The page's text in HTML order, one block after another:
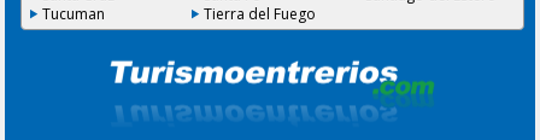
Tucuman
Tierra del Fuego